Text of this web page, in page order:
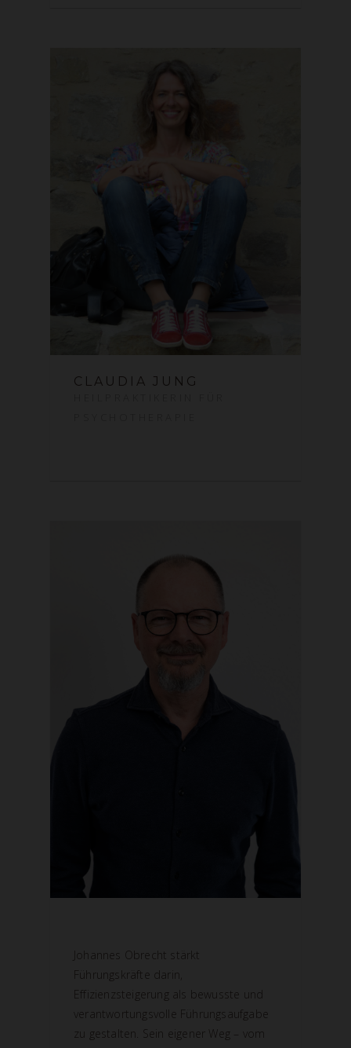
CLAUDIA JUNG
Johannes Obrecht stärkt
Führungskräfte darin,
Effizienzsteigerung als bewusste und
verantwortungsvolle Führungsaufgabe
zu gestalten. Sein eigener Weg – vom